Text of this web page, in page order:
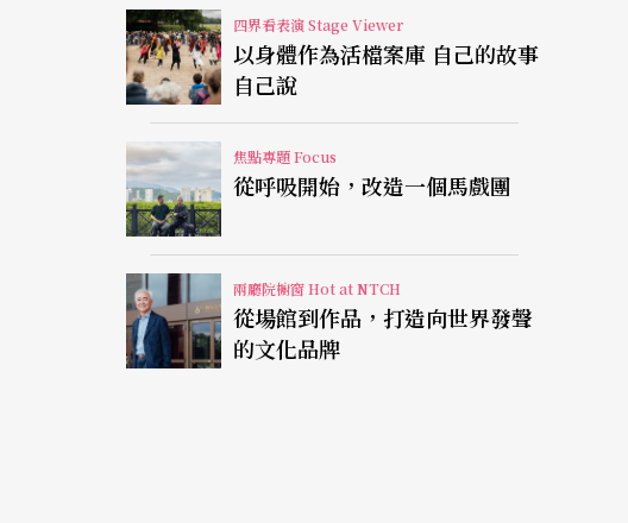
四界看表演 Stage Viewer
以身體作為活檔案庫 自己的故事
自己說
焦點專題 Focus
從呼吸開始，改造一個馬戲團
兩廳院櫥窗 Hot at NTCH
從場館到作品，打造向世界發聲
的文化品牌